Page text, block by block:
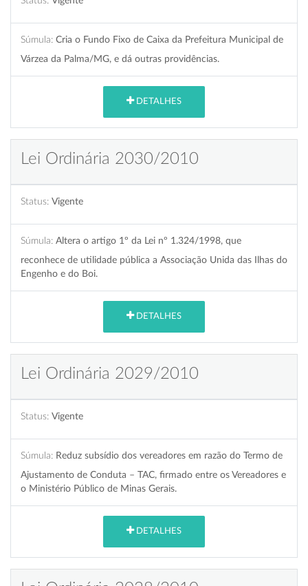
Súmula: Cria o Fundo Fixo de Caixa da Prefeitura Municipal de
Várzea da Palma/MG, e dá outras providências.
DETALHES
Lei Ordinária 2030/2010
Status: Vigente
Súmula: Altera o artigo 1º da Lei nº 1.324/1998, que
reconhece de utilidade pública a Associação Unida das Ilhas do
Engenho e do Boi.
DETALHES
Lei Ordinária 2029/2010
Status: Vigente
Súmula: Reduz subsídio dos vereadores em razão do Termo de
Ajustamento de Conduta – TAC, firmado entre os Vereadores e
o Ministério Público de Minas Gerais.
DETALHES